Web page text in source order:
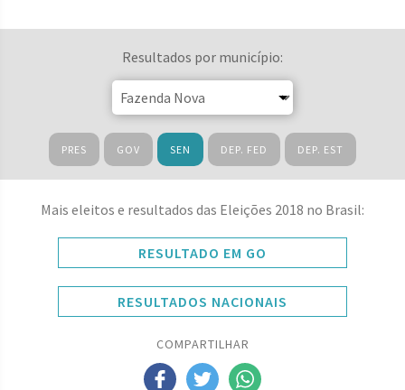
Resultados por município:
PRES GOV SEN DEP. FED DEP. EST
Mais eleitos e resultados das Eleições 2018 no Brasil:
RESULTADO EM GO
RESULTADOS NACIONAIS
COMPARTILHAR